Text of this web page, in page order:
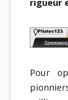
rigueur
Pour